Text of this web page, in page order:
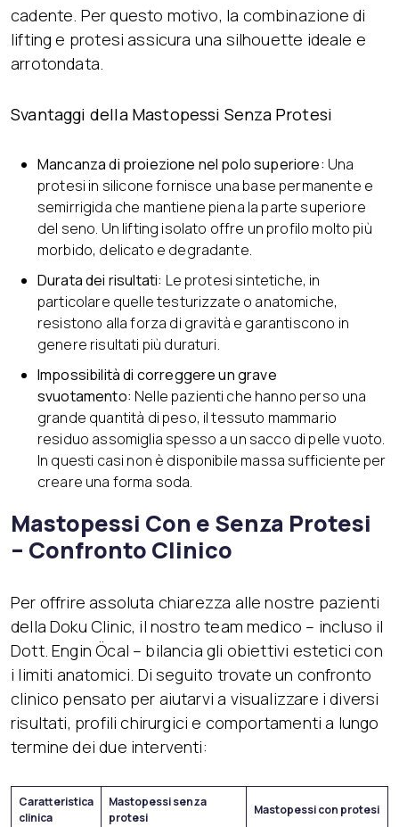
cadente. Per questo motivo, la combinazione di
lifting e protesi assicura una silhouette ideale e
arrotondata.
Svantaggi della Mastopessi Senza Protesi
Mancanza di proiezione nel polo superiore: Una
protesi in silicone fornisce una base permanente e
semirrigida che mantiene piena la parte superiore
del seno. Un lifting isolato offre un profilo molto più
morbido, delicato e degradante.
Durata dei risultati: Le protesi sintetiche, in
particolare quelle testurizzate o anatomiche,
resistono alla forza di gravità e garantiscono in
genere risultati più duraturi.
Impossibilità di correggere un grave
svuotamento: Nelle pazienti che hanno perso una
grande quantità di peso, il tessuto mammario
residuo assomiglia spesso a un sacco di pelle vuoto.
In questi casi non è disponibile massa sufficiente per
creare una forma soda.
Mastopessi Con e Senza Protesi
– Confronto Clinico
Per offrire assoluta chiarezza alle nostre pazienti
della Doku Clinic, il nostro team medico – incluso il
Dott. Engin Öcal – bilancia gli obiettivi estetici con
i limiti anatomici. Di seguito trovate un confronto
clinico pensato per aiutarvi a visualizzare i diversi
risultati, profili chirurgici e comportamenti a lungo
termine dei due interventi:
Caratteristica
clinica
Mastopessi senza
protesi
Mastopessi con protesi